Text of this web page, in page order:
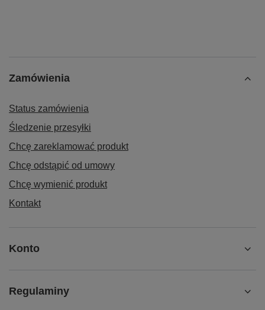
Zamówienia
Status zamówienia
Śledzenie przesyłki
Chcę zareklamować produkt
Chcę odstąpić od umowy
Chcę wymienić produkt
Kontakt
Konto
Regulaminy